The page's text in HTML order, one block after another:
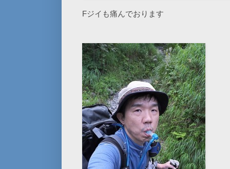
Fジイも痛んでおります